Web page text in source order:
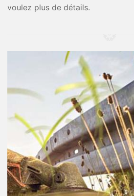
voulez plus de détails.